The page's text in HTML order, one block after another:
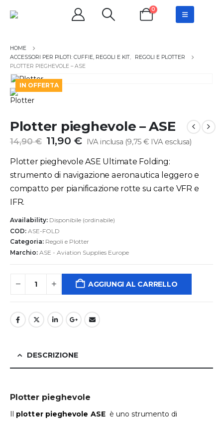
0
ACCESSORI PER PILOTI: CUFFIE, REGOLI E KIT,
REGOLI E PLOTTER
PLOTTER PIEGHEVOLE – ASE
IN OFFERTA
Plotter pieghevole – ASE
14,90€ Il
originale
era:
14,90 €.
11,90 €Il
attuale
è:
11,90 €.
IVA inclusa (9,75€ IVA esclusa)
Plotter pieghevole ASE Ultimate Folding:
strumento di navigazione aeronautica leggero e
compatto per pianificazione rotte su carte VFR e
IFR.
Availability: Disponibile (ordinabile)
COD: ASE-FOLD
Categoria: Regoli e Plotter
Marchio: ASE - Aviation Supplies Europe
AGGIUNGI AL CARRELLO
DESCRIZIONE
Plotter pieghevole
plotter pieghevole ASE è uno strumento di